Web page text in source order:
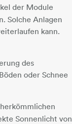
der Module
Solche Anlagen
kann.
des
oder Schnee
Sonnenlicht von